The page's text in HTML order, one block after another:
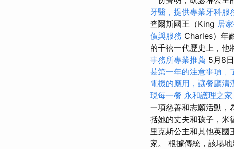
牙醫，提供專業牙科服
查爾斯國王（King 居
價與服務 Charles）年
的千禧一代歷史上，他
事務所專業推薦 5月8
墓第一年的注意事項，
電機的應用，讓餐廳清
現每一餐 永和護理之
一項慈善和志願活動，
括她的丈夫和孩子，米
里克斯公主和其他英國
家。 根據傳統，該場